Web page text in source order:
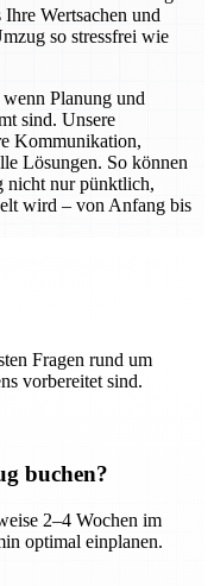
Wertsachen und
so stressfrei wie
Planung und
sind. Unsere
Kommunikation,
Lösungen. So können
nicht nur pünktlich,
wird – von Anfang bis
Fragen rund um
vorbereitet sind.
buchen?
2–4 Wochen im
optimal einplanen.